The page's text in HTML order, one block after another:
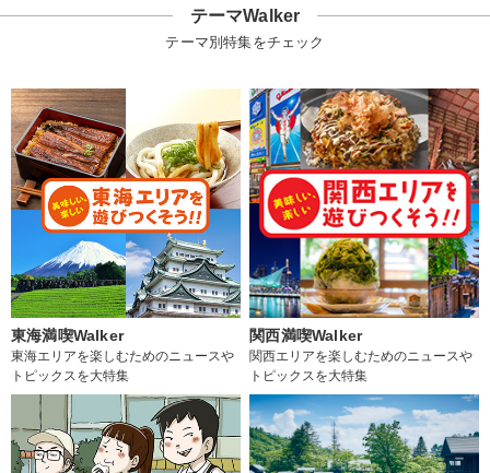
テーマWalker
テーマ別特集をチェック
東海満喫Walker
東海エリアを楽しむためのニュースや
トピックスを大特集
関西満喫Walker
関西エリアを楽しむためのニュースや
トピックスを大特集